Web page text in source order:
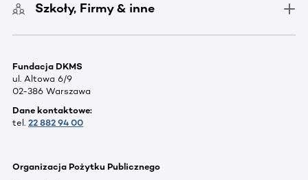
Szkoły, Firmy & inne
Fundacja DKMS
ul. Altowa 6/9
02-386 Warszawa
Dane kontaktowe:
tel. 22 882 94 00
Organizacja Pożytku Publicznego